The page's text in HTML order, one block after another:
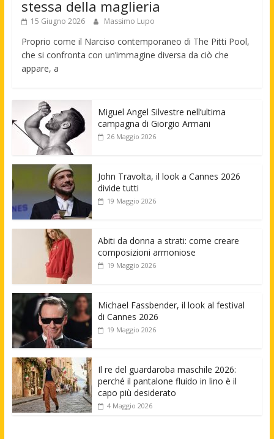
stessa della maglieria
15 Giugno 2026 Massimo Lupo
Proprio come il Narciso contemporaneo di The Pitti Pool,
che si confronta con un’immagine diversa da ciò che
appare, a
Miguel Angel Silvestre nell’ultima
campagna di Giorgio Armani
26 Maggio 2026
John Travolta, il look a Cannes 2026
divide tutti
19 Maggio 2026
Abiti da donna a strati: come creare
composizioni armoniose
19 Maggio 2026
Michael Fassbender, il look al festival
di Cannes 2026
19 Maggio 2026
Il re del guardaroba maschile 2026:
perché il pantalone fluido in lino è il
capo più desiderato
4 Maggio 2026